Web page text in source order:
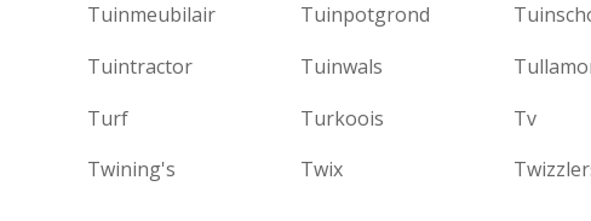
Tuinmeubilair
Tuinpotgrond
Tuintractor
Tuinwals
Turf
Turkoois Tv
Twining's
Twix